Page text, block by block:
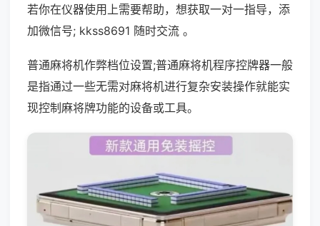
若你在仪器使用上需要帮助，想获取一对一指导，添
加微信号; kkss8691 随时交流 。
普通麻将机作弊档位设置;普通麻将机程序控牌器一般
是指通过一些无需对麻将机进行复杂安装操作就能实
现控制麻将牌功能的设备或工具。